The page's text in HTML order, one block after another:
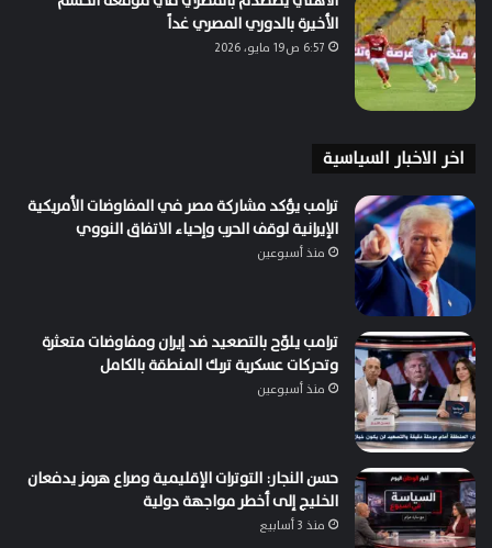
الأخيرة بالدوري المصري غداً
6:57 ص19 مايو، 2026
اخر الاخبار السياسية
ترامب يؤكد مشاركة مصر في المفاوضات الأمريكية
الإيرانية لوقف الحرب وإحياء الاتفاق النووي
منذ أسبوعين
ترامب يلوّح بالتصعيد ضد إيران ومفاوضات متعثرة
وتحركات عسكرية تربك المنطقة بالكامل
منذ أسبوعين
حسن النجار: التوترات الإقليمية وصراع هرمز يدفعان
الخليج إلى أخطر مواجهة دولية
منذ 3 أسابيع